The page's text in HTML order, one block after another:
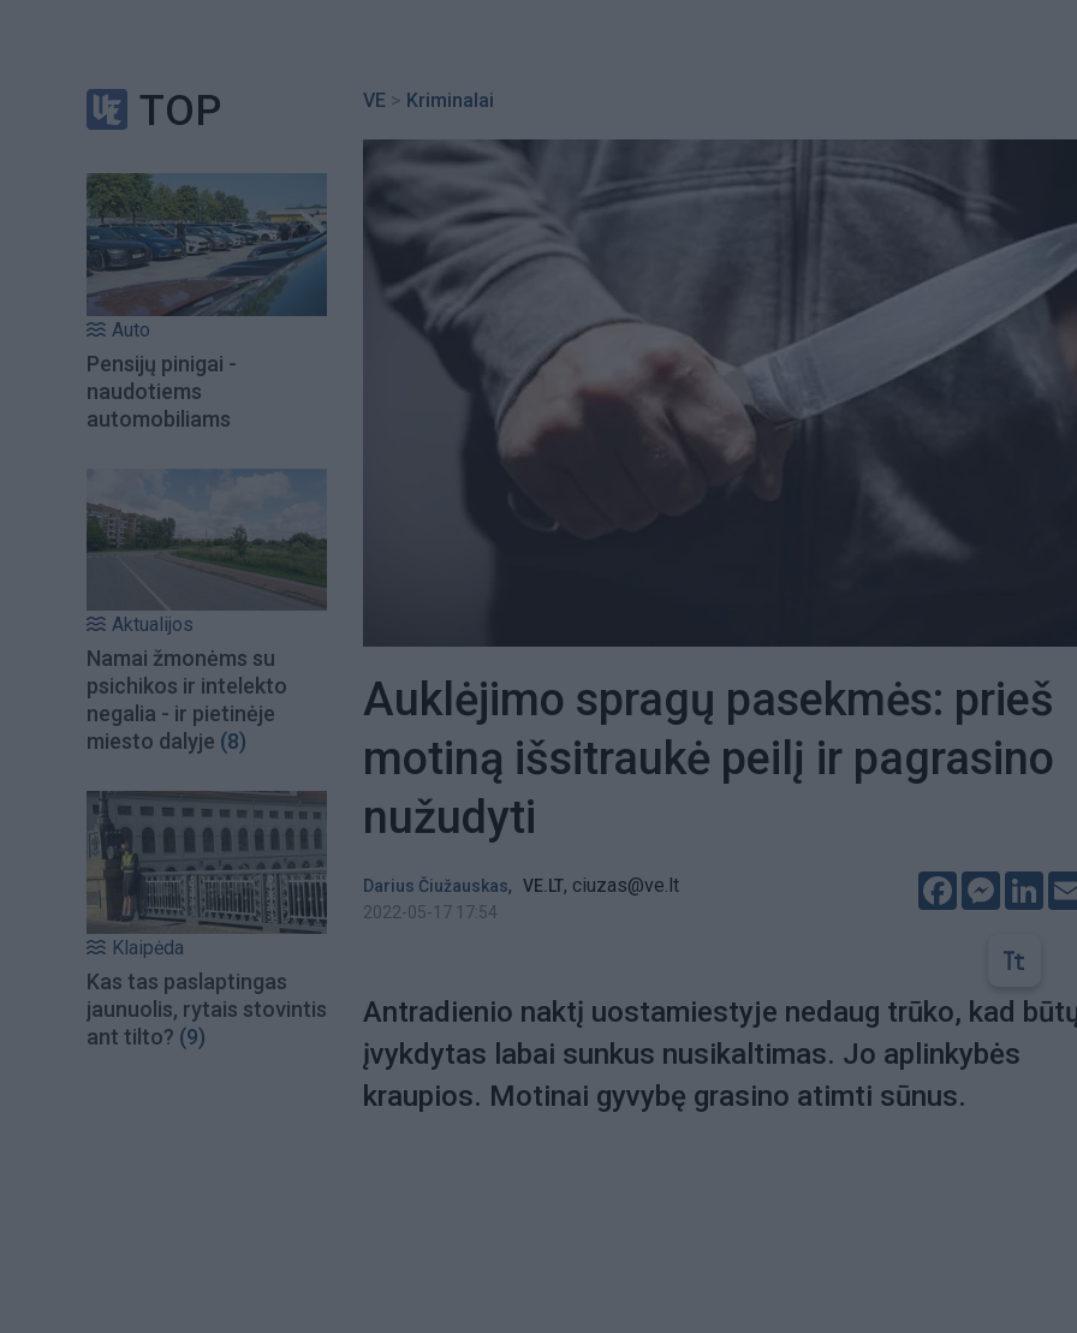
TOP
Auto
Pensijų pinigai -
naudotiems
automobiliams
Aktualijos
Namai žmonėms su
psichikos ir intelekto
negalia - ir pietinėje
miesto dalyje (8)
Klaipėda
Kas tas paslaptingas
jaunuolis, rytais stovintis
ant tilto? (9)
VE > Kriminalai
Auklėjimo spragų pasekmės: prieš
motiną išsitraukė peilį ir pagrasino
nužudyti
Darius Čiužauskas, VE.LT, ciuzas@ve.lt
2022-05-17 17:54
Facebook
Antradienio naktį uostamiestyje nedaug trūko, kad
įvykdytas labai sunkus nusikaltimas. Jo aplinkybės
kraupios. Motinai gyvybę grasino atimti sūnus.